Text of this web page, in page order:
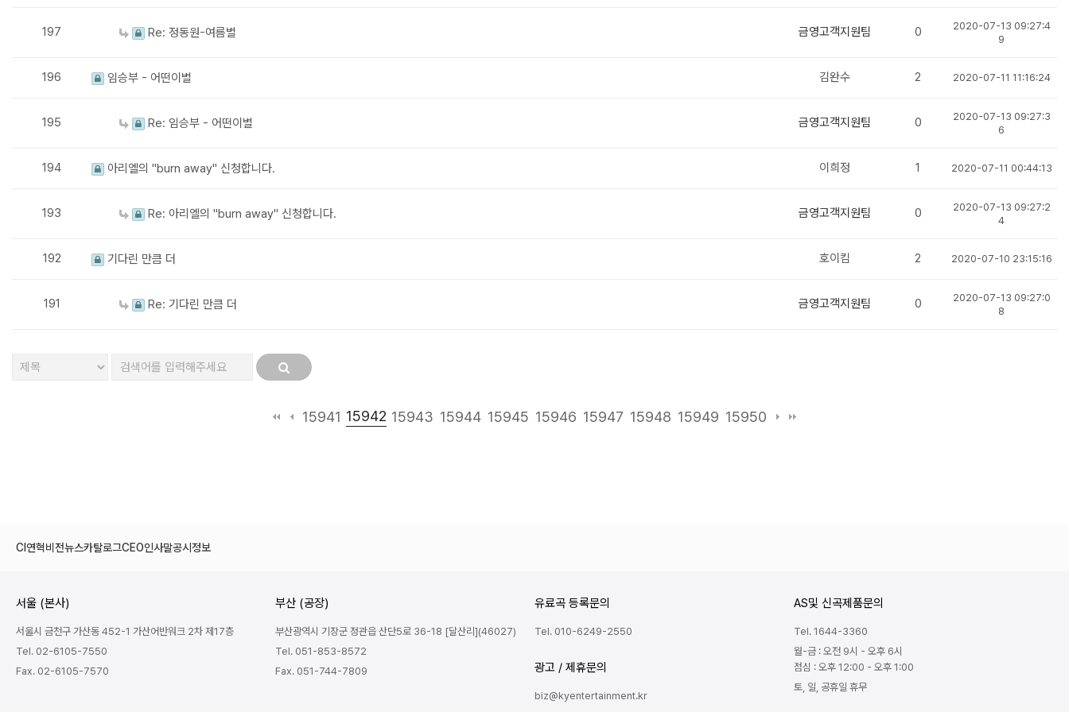
197 Re: 정동원-여름별 금영고객지원팀 0
2020-07-13 09:27:4
9
196 임승부 - 어떤이별 김완수 2 2020-07-11 11:16:24
195 Re: 임승부 - 어떤이별 금영고객지원팀 0
2020-07-13 09:27:3
6
194 아리엘의 "burn away" 신청합니다. 이희정 1 2020-07-11 00:44:13
193 Re: 아리엘의 "burn away" 신청합니다. 금영고객지원팀 0
2020-07-13 09:27:2
4
192 기다린 만큼 더 호이킴 2 2020-07-10 23:15:16
191 Re: 기다린 만큼 더 금영고객지원팀 0
2020-07-13 09:27:0
8
15941 15942 15943 15944 15945 15946 15947 15948 15949 15950
다음맨끝
CI 연혁비전뉴스카탈로그CEO인사말공시정보
서울 (본사)
서울시 금천구 가산동 452-1 가산어반워크 2차 제17층
Tel. 02-6105-7550
Fax. 02-6105-7570
부산 (공장)
부산광역시 기장군 정관읍 산단5로 36-18 [달산리](46027)
Tel. 051-853-8572
Fax. 051-744-7809
유료곡 등록문의
Tel. 010-6249-2550
광고 / 제휴문의
biz@kyentertainment.kr
AS및 신곡제품문의
Tel. 1644-3360
월-금 : 오전 9시 - 오후 6시
점심 : 오후 12:00 - 오후 1:00
토, 일, 공휴일 휴무